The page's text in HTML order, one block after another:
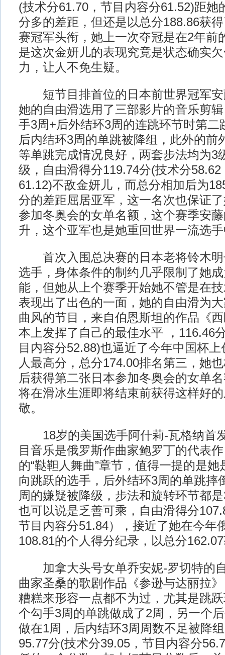
(技术分61.70，节目内容分61.52)距她
分多的差距，但还是以总分188.86获
赛冠军头衔，她上一次夺冠是在2年前
是这次金妍儿的表现究竟是状态确实
力，让人不免生疑。
短节目排首位的日本前世界冠军安
她的自由滑选用了三部影片的音乐剪
手3周+后外结环3周的连跳环节时第二
后内结环3周的单跳被降组，此外的前
等单跳完成情况良好，两套步法均为3
级，自由滑得分119.74分(技术分
61.12)不敌金妍儿，而总分相加后为
分的差距屈居亚军，这一名次也保证
参加冬奥会的女单名额，这个赛季安
升，这个亚军也是她重回世界一流选
首次入围总决赛的日本老将铃木明
选手，身体条件的制约几乎限制了她
能，但她从上个赛季开始她不管是在
表现出了出色的一面，她的自由滑为
曲风的节目，来自伯恩斯坦的作品《
本上发挥了自己的最佳水平 ，116.46
目内容分52.88)也逼近了今年中国杯
人最高分，总分174.00排名第三，她
后获得第二张日本参加冬奥会的女单
将在滑冰生涯即将结束前获得这样好
敬。
18岁的美国选手阿什莉-瓦格纳首
目音乐是俄罗斯作曲家鲍罗丁的代表
的“鞑靼人舞曲”章节，值得一提的是
向跳跃的选手，后外结环3周的单跳摔
周的嫌疑被降级，步法和旋转环节都
也可以说是乏善可乘，自由滑得分
节目内容分51.84），接近了她在今年
108.81的个人得分纪录，以总分
加拿大头号女单乔安妮-罗切特的
曲家圣桑的歌剧作品《参逊与达丽拉
糟糕来形容一点都不为过，尤其是跳
个勾手3周的单跳做成了2周，另一个
做在1周，后内结环3周周数不足被降
95.77分(技术分39.05，节目内容分